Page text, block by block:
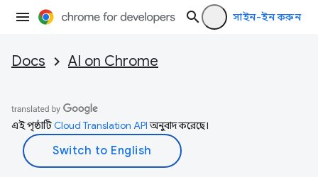
সাইন-ইন করুন
Docs AI on Chrome
এই পৃষ্ঠাটিCloud Translation APIঅনুবাদ করেছে।